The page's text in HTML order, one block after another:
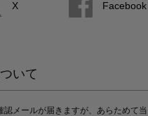
X Facebook
いて
認メールが届きますが、あらためて当